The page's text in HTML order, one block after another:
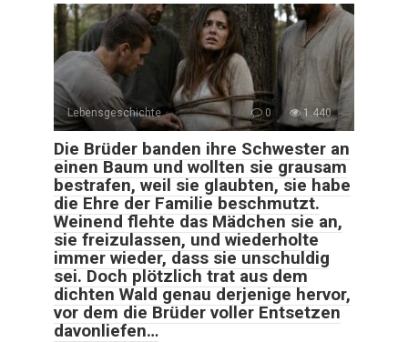
Lebensgeschichte 0 1.440
Die Brüder banden ihre Schwester an
einen Baum und wollten sie grausam
bestrafen, weil sie glaubten, sie habe
die Ehre der Familie beschmutzt.
Weinend flehte das Mädchen sie an,
sie freizulassen, und wiederholte
immer wieder, dass sie unschuldig
sei. Doch plötzlich trat aus dem
dichten Wald genau derjenige hervor,
vor dem die Brüder voller Entsetzen
davonliefen…